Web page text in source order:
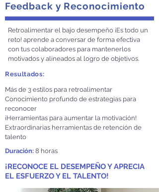
Feedback y Reconocimiento
Retroalimentar el bajo desempeño ¡Es todo un
reto! aprende a conversar de forma efectiva
con tus colaboradores para mantenerlos
motivados y alineados al logro de objetivos.
Resultados:
Más de 3 estilos para retroalimentar
Conocimiento profundo de estrategias para
reconocer
¡Herramientas para aumentar la motivación!
Extraordinarias herramientas de retención de
talento
Duración: 8 horas
¡RECONOCE EL DESEMPEÑO Y APRECIA
EL ESFUERZO Y EL TALENTO!